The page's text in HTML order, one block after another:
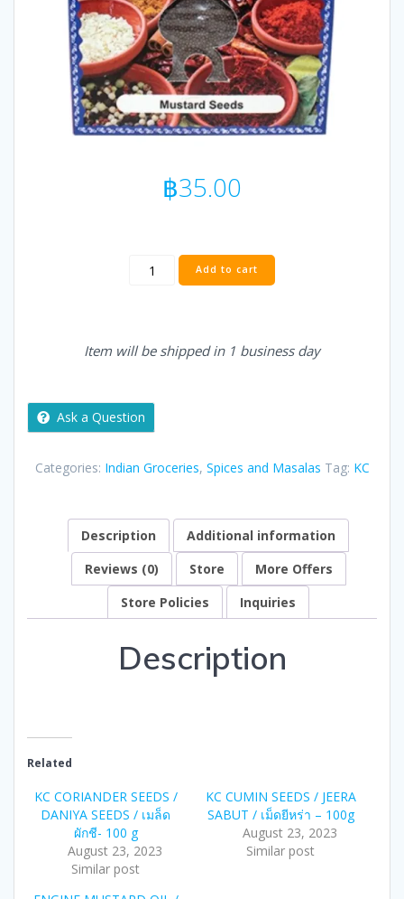
฿35.00
KC
/
quantity
Add to cart
Item will be shipped in 1 business day
Ask a Question
Categories: Indian Groceries, Spices and Masalas Tag: KC
Description
Additional information
Reviews (0)
Store
More Offers
Store Policies
Inquiries
Description
Related
KC CORIANDER SEEDS /
DANIYA SEEDS / เมล็ด
ผักชี- 100 g
August 23, 2023
Similar post
KC CUMIN SEEDS / JEERA
SABUT / เม็ดยีหร่า – 100g
August 23, 2023
Similar post